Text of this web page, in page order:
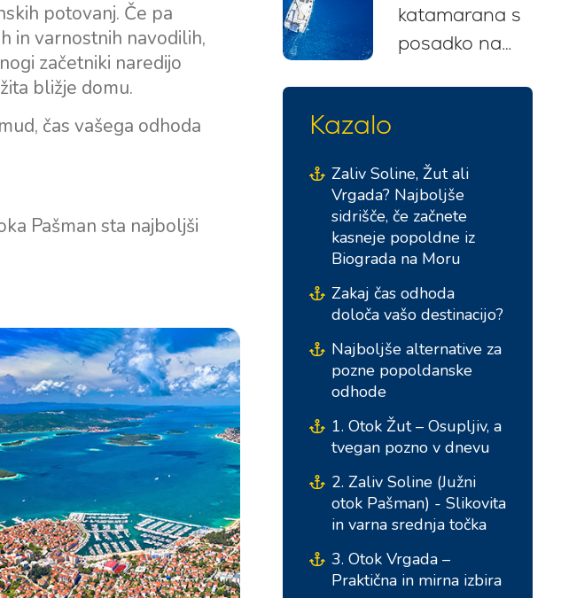
potovanj. Če pa
in varnostnih navodilih,
začetniki naredijo
bližje domu.
čas vašega odhoda
Pašman sta najboljši
za začetnike
(2026)
katamarana s
posadko na
Kazalo
Zaliv Soline, Žut ali
Vrgada? Najboljše
sidrišče, če začnete
kasneje popoldne iz
Biograda na Moru
Zakaj čas odhoda
določa vašo destinacijo?
Najboljše alternative za
pozne popoldanske
odhode
1. Otok Žut – Osupljiv, a
tvegan pozno v dnevu
2. Zaliv Soline (Južni
otok Pašman) - Slikovita
in varna srednja točka
3. Otok Vrgada –
Praktična in mirna izbira
Južne baze Osrednje baze